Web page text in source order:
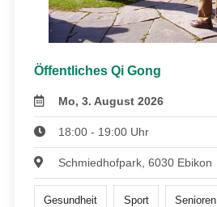
Öffentliches Qi Gong
Mo, 3. August 2026
18:00 - 19:00 Uhr
Schmiedhofpark, 6030 Ebikon
Gesundheit Sport Senioren